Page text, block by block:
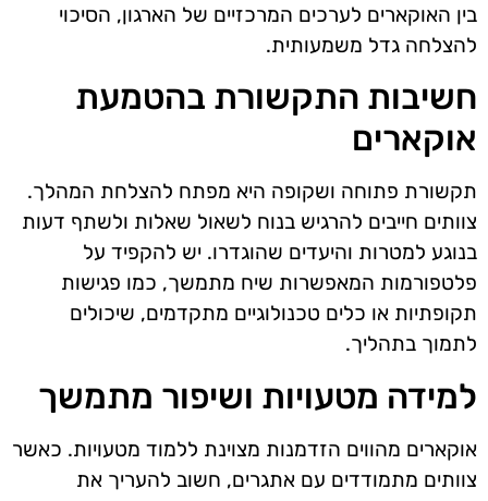
בין האוקארים לערכים המרכזיים של הארגון, הסיכוי
להצלחה גדל משמעותית.
חשיבות התקשורת בהטמעת
אוקארים
תקשורת פתוחה ושקופה היא מפתח להצלחת המהלך.
צוותים חייבים להרגיש בנוח לשאול שאלות ולשתף דעות
בנוגע למטרות והיעדים שהוגדרו. יש להקפיד על
פלטפורמות המאפשרות שיח מתמשך, כמו פגישות
תקופתיות או כלים טכנולוגיים מתקדמים, שיכולים
לתמוך בתהליך.
למידה מטעויות ושיפור מתמשך
אוקארים מהווים הזדמנות מצוינת ללמוד מטעויות. כאשר
צוותים מתמודדים עם אתגרים, חשוב להעריך את